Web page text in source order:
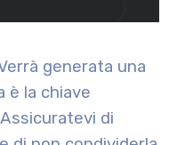
generata una
è la chiave
di